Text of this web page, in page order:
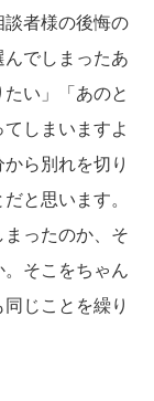
者様の後悔の
でしまったあ
い」「あのと
しまいますよ
ら別れを切り
と思います。
ったのか、そ
そこをちゃん
じことを繰り